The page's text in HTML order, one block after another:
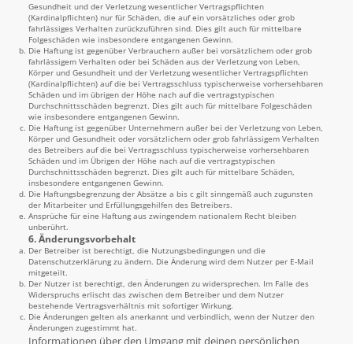
Gesundheit und der Verletzung wesentlicher Vertragspflichten
(Kardinalpflichten) nur für Schäden, die auf ein vorsätzliches oder grob
fahrlässiges Verhalten zurückzuführen sind. Dies gilt auch für mittelbare
Folgeschäden wie insbesondere entgangenen Gewinn.
Die Haftung ist gegenüber Verbrauchern außer bei vorsätzlichem oder grob
fahrlässigem Verhalten oder bei Schäden aus der Verletzung von Leben,
Körper und Gesundheit und der Verletzung wesentlicher Vertragspflichten
(Kardinalpflichten) auf die bei Vertragsschluss typischerweise vorhersehbaren
Schäden und im übrigen der Höhe nach auf die vertragstypischen
Durchschnittsschäden begrenzt. Dies gilt auch für mittelbare Folgeschäden
wie insbesondere entgangenen Gewinn.
Die Haftung ist gegenüber Unternehmern außer bei der Verletzung von Leben,
Körper und Gesundheit oder vorsätzlichem oder grob fahrlässigem Verhalten
des Betreibers auf die bei Vertragsschluss typischerweise vorhersehbaren
Schäden und im Übrigen der Höhe nach auf die vertragstypischen
Durchschnittsschäden begrenzt. Dies gilt auch für mittelbare Schäden,
insbesondere entgangenen Gewinn.
Die Haftungsbegrenzung der Absätze a bis c gilt sinngemäß auch zugunsten
der Mitarbeiter und Erfüllungsgehilfen des Betreibers.
Ansprüche für eine Haftung aus zwingendem nationalem Recht bleiben
unberührt.
6. Änderungsvorbehalt
Der Betreiber ist berechtigt, die Nutzungsbedingungen und die
Datenschutzerklärung zu ändern. Die Änderung wird dem Nutzer per E-Mail
mitgeteilt.
Der Nutzer ist berechtigt, den Änderungen zu widersprechen. Im Falle des
Widerspruchs erlischt das zwischen dem Betreiber und dem Nutzer
bestehende Vertragsverhältnis mit sofortiger Wirkung.
Die Änderungen gelten als anerkannt und verbindlich, wenn der Nutzer den
Änderungen zugestimmt hat.
Informationen über den Umgang mit deinen persönlichen